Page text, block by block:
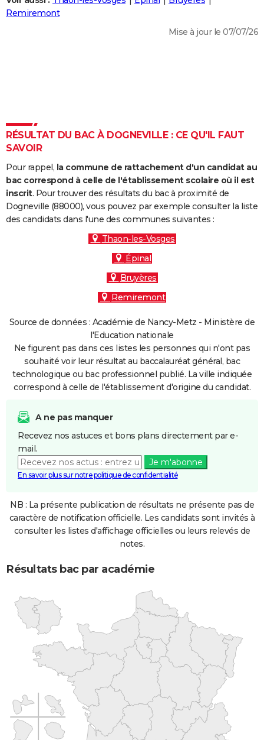
Destinations
City break
Voyage nature
Voyage de noces
Forum
Climat
+
PHOTO
Dictionnaire
Biographies
Citations
Expressions
Proverbes
PROGRAMME TV
S'inscrire
Se connecter
Lycées
Collèges
Primaires
Universités
Entreprises
Service militaire
Avis de recherche
AVIS DE DÉCÈS
FORUM
Remiremont
Mise à jour le 07/07/26
RÉSULTAT DU BAC À DOGNEVILLE : CE QU'IL FAUT
SAVOIR
Pour rappel, la commune de rattachement d'un candidat au
bac correspond à celle de l'établissement scolaire où il est
inscrit. Pour trouver des résultats du bac à proximité de
Dogneville (88000), vous pouvez par exemple consulter la liste
des candidats dans l'une des communes suivantes :
Thaon-les-Vosges
Épinal
Bruyères
Remiremont
Source de données : Académie de Nancy-Metz - Ministère de
l'Education nationale
Ne figurent pas dans ces listes les personnes qui n'ont pas
souhaité voir leur résultat au baccalauréat général, bac
technologique ou bac professionnel publié. La ville indiquée
correspond à celle de l'établissement d'origine du candidat.
A ne pas manquer
Recevez nos astuces et bons plans directement par e-
mail.
Je m'abonne
En savoir plus sur notre politique de confidentialité
NB : La présente publication de résultats ne présente pas de
caractère de notification officielle. Les candidats sont invités à
consulter les listes d'affichage officielles ou leurs relevés de
notes.
Résultats bac par académie